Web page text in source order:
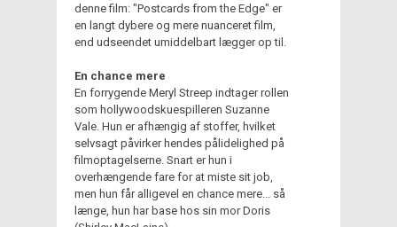
denne film: "Postcards from the Edge" er
en langt dybere og mere nuanceret film,
end udseendet umiddelbart lægger op til.
En chance mere
En forrygende Meryl Streep indtager rollen
som hollywoodskuespilleren Suzanne
Vale. Hun er afhængig af stoffer, hvilket
selvsagt påvirker hendes pålidelighed på
filmoptagelserne. Snart er hun i
overhængende fare for at miste sit job,
men hun får alligevel en chance mere... så
længe, hun har base hos sin mor Doris